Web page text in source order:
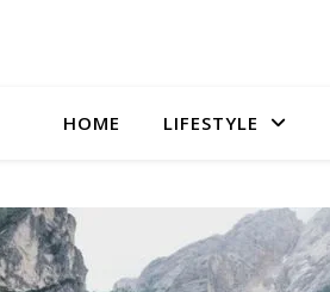
HOME LIFESTYLE